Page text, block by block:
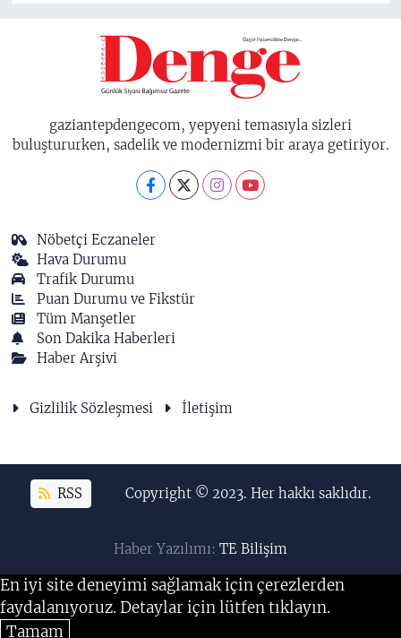
gaziantepdengecom, yepyeni temasıyla sizleri
buluştururken, sadelik ve modernizmi bir araya getiriyor.
Nöbetçi Eczaneler
Hava Durumu
Trafik Durumu
Puan Durumu ve Fikstür
Tüm Manşetler
Son Dakika Haberleri
Haber Arşivi
Gizlilik Sözleşmesi İletişim
RSS Copyright © 2023. Her hakkı saklıdır.
Haber Yazılımı: TE Bilişim
En iyi site deneyimi sağlamak için çerezlerden
faydalanıyoruz. Detaylar için lütfen tıklayın.
Tamam